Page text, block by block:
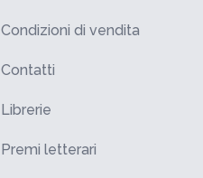
Condizioni di vendita
Contatti
Librerie
Premi letterari